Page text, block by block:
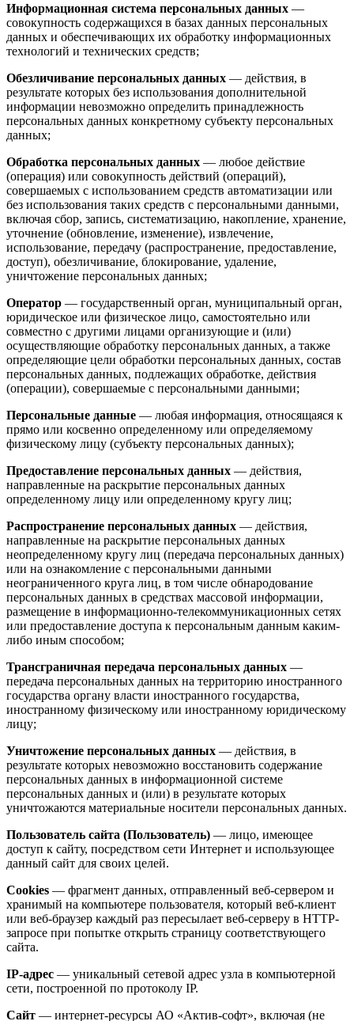
Информационная система персональных данных —
совокупность содержащихся в базах данных персональных
данных и обеспечивающих их обработку информационных
технологий и технических средств;
Обезличивание персональных данных — действия, в
результате которых без использования дополнительной
информации невозможно определить принадлежность
персональных данных конкретному субъекту персональных
данных;
Обработка персональных данных — любое действие
(операция) или совокупность действий (операций),
совершаемых с использованием средств автоматизации или
без использования таких средств с персональными данными,
включая сбор, запись, систематизацию, накопление, хранение,
уточнение (обновление, изменение), извлечение,
использование, передачу (распространение, предоставление,
доступ), обезличивание, блокирование, удаление,
уничтожение персональных данных;
Оператор — государственный орган, муниципальный орган,
юридическое или физическое лицо, самостоятельно или
совместно с другими лицами организующие и (или)
осуществляющие обработку персональных данных, а также
определяющие цели обработки персональных данных, состав
персональных данных, подлежащих обработке, действия
(операции), совершаемые с персональными данными;
Персональные данные — любая информация, относящаяся к
прямо или косвенно определенному или определяемому
физическому лицу (субъекту персональных данных);
Предоставление персональных данных — действия,
направленные на раскрытие персональных данных
определенному лицу или определенному кругу лиц;
Распространение персональных данных — действия,
направленные на раскрытие персональных данных
неопределенному кругу лиц (передача персональных данных)
или на ознакомление с персональными данными
неограниченного круга лиц, в том числе обнародование
персональных данных в средствах массовой информации,
размещение в информационно-телекоммуникационных сетях
или предоставление доступа к персональным данным каким-
либо иным способом;
Трансграничная передача персональных данных —
передача персональных данных на территорию иностранного
государства органу власти иностранного государства,
иностранному физическому или иностранному юридическому
лицу;
Уничтожение персональных данных — действия, в
результате которых невозможно восстановить содержание
персональных данных в информационной системе
персональных данных и (или) в результате которых
уничтожаются материальные носители персональных данных.
Пользователь сайта (Пользователь) — лицо, имеющее
доступ к сайту, посредством сети Интернет и использующее
данный сайт для своих целей.
Cookies — фрагмент данных, отправленный веб-сервером и
хранимый на компьютере пользователя, который веб-клиент
или веб-браузер каждый раз пересылает веб-серверу в HTTP-
запросе при попытке открыть страницу соответствующего
сайта.
IP-адрес — уникальный сетевой адрес узла в компьютерной
сети, построенной по протоколу IP.
Сайт — интернет-ресурсы АО «Актив-софт», включая (не